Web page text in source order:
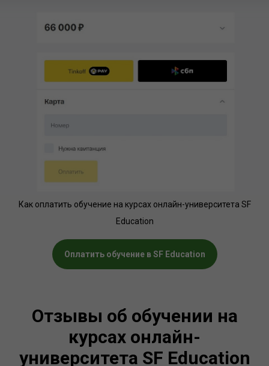
Как оплатить обучение на курсах онлайн-университета SF
Education
Оплатить обучение в SF Education
Отзывы об обучении на
курсах онлайн-
университета SF Education